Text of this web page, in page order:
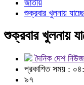
জাতীয়
শুক্রবার খুলনায়
শুক্রবার খুলনায়
দৈনিক দেশ
প্রকাশিত সময় :
৯৭